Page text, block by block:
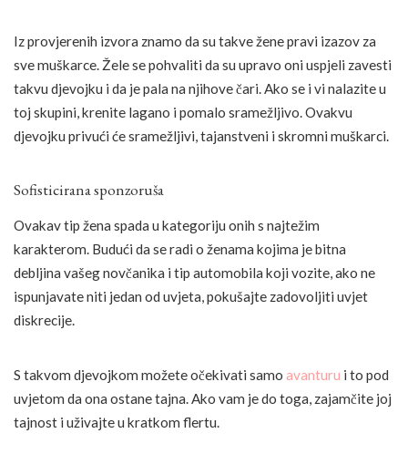
Iz provjerenih izvora znamo da su takve žene pravi izazov za
sve muškarce. Žele se pohvaliti da su upravo oni uspjeli zavesti
takvu djevojku i da je pala na njihove čari. Ako se i vi nalazite u
toj skupini, krenite lagano i pomalo sramežljivo. Ovakvu
djevojku privući će sramežljivi, tajanstveni i skromni muškarci.
Sofisticirana sponzoruša
Ovakav tip žena spada u kategoriju onih s najtežim
karakterom. Budući da se radi o ženama kojima je bitna
debljina vašeg novčanika i tip automobila koji vozite, ako ne
ispunjavate niti jedan od uvjeta, pokušajte zadovoljiti uvjet
diskrecije.
S takvom djevojkom možete očekivati samo avanturu i to pod
uvjetom da ona ostane tajna. Ako vam je do toga, zajamčite joj
tajnost i uživajte u kratkom flertu.